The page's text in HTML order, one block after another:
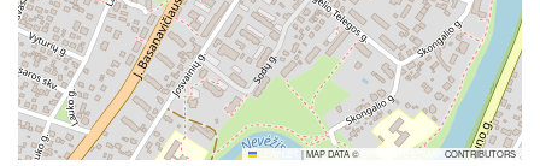
LEAFLET |MAP DATA © CONTRIBUTORS